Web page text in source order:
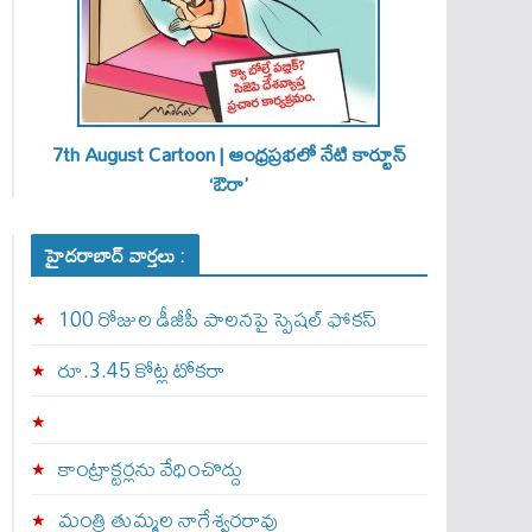
7th August Cartoon | ఆంధ్రప్రభలో నేటి కార్టూన్
‘ఔరా’
హైదరాబాద్ వార్తలు :
100 రోజుల డీజీపీ పాలనపై స్పెషల్ ఫోకస్
రూ.3.45 కోట్ల టోకరా
కాంట్రాక్టర్లను వేధించొద్దు
మంత్రి తుమ్మల నాగేశ్వరరావు